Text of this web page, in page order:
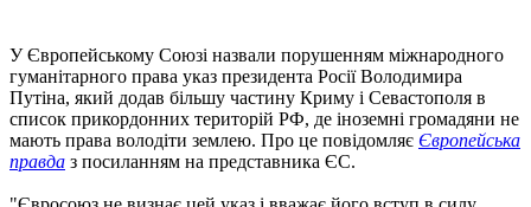
У Європейському Союзі назвали порушенням міжнародного
гуманітарного права указ президента Росії Володимира
Путіна, який додав більшу частину Криму і Севастополя в
список прикордонних територій РФ, де іноземні громадяни не
мають права володіти землею. Про це повідомляє Європейська
правда з посиланням на представника ЄС.